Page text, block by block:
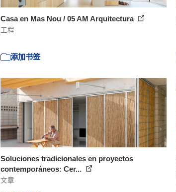
Casa en Mas Nou / 05 AM Arquitectura
工程
添加书签
Soluciones tradicionales en proyectos
contemporáneos: Cer...
文章